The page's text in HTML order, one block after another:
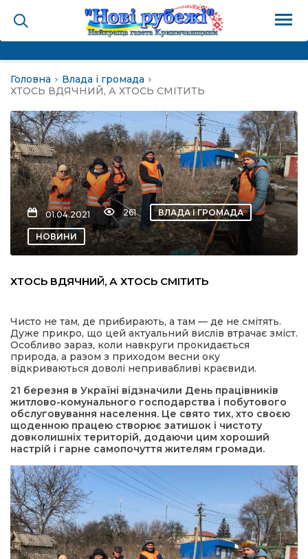
громада
редактора
Головна
Влада і громада
ХТОСЬ ВДЯЧНИЙ, А ХТОСЬ СМІТИТЬ
01.04.2021 261 ВЛАДА І ГРОМАДА
НОВИНИ
ХТОСЬ ВДЯЧНИЙ, А ХТОСЬ СМІТИТЬ
Чисто не там, де прибирають, а там — де не смітять.
Дуже прикро, що цей актуальний вислів втрачає зміст.
Особливо зараз, коли навкруги прокидається
природа, а разом з приходом весни оку
відкриваються доволі непривабливі краєвиди.
21 березня в Україні відзначили День працівників
житлово-комунального господарства і побутового
обслуговування населення. Це свято тих, хто своєю
щоденною працею створює затишок і чистоту
довколишніх територій, додаючи цим хороший
настрій і гарне самопочуття жителям громади.